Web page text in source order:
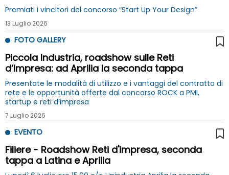
Premiati i vincitori del concorso “Start Up Your Design”
13 Luglio 2026
FOTO GALLERY
Piccola Industria, roadshow sulle Reti
d’Impresa: ad Aprilia la seconda tappa
Presentate le modalità di utilizzo e i vantaggi del contratto di
rete e le opportunità offerte dal concorso ROCK a PMI,
startup e reti d’impresa
7 Luglio 2026
EVENTO
Filiere - Roadshow Reti d'impresa, seconda
tappa a Latina e Aprilia